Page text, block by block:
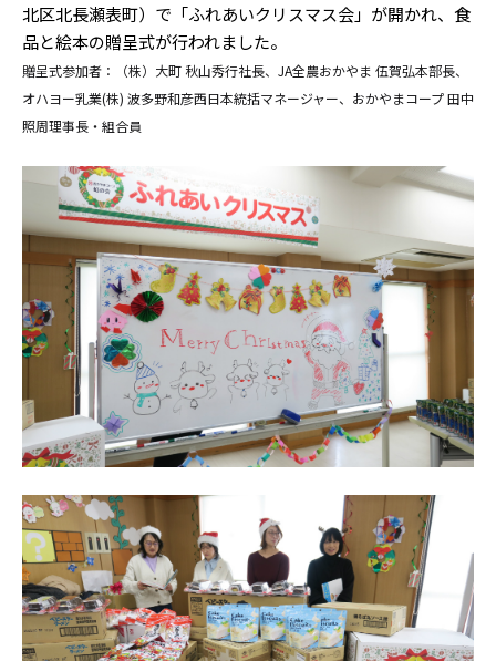
北区北長瀬表町）で「ふれあいクリスマス会」が開かれ、食
品と絵本の贈呈式が行われました。
贈呈式参加者：（株）大町 秋山秀行社長、JA全農おかやま 伍賀弘本部長、
オハヨー乳業(株) 波多野和彦西日本統括マネージャー、おかやまコープ 田中
照周理事長・組合員